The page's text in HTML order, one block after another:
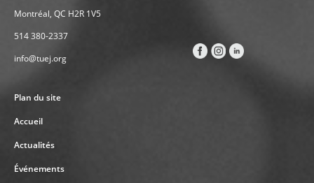
Montréal, QC H2R 1V5
514 380-2337
info@tuej.org
Plan du site
Accueil
Actualités
Événements